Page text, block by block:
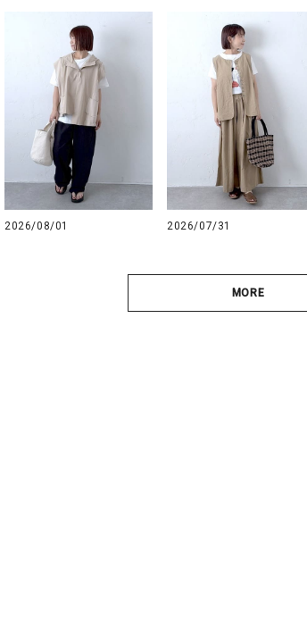
2026/08/01 2026/07/31
MORE